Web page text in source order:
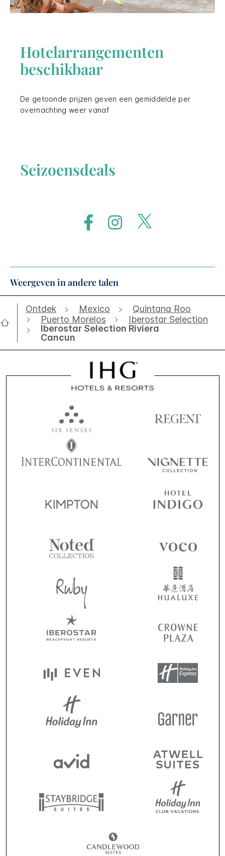
Hotelarrangementen
beschikbaar
De getoonde prijzen geven een gemiddelde per
overnachting weer vanaf
Seizoensdeals
Weergeven in andere talen
Ontdek Mexico
Quintana Roo
Puerto Morelos
Iberostar Selection
Iberostar Selection Riviera
Cancun